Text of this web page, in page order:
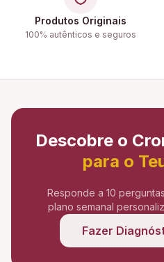
Produtos Originais
100% autênticos e seguros
Descobre o
para o
Responde a 10
plano semanal
Fazer